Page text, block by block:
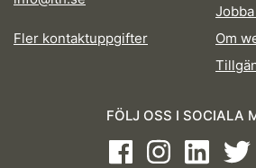
Fler kontaktuppgifter
Om
FÖLJ OSS I SOCIALA
FacebookInstagramLinkedIn